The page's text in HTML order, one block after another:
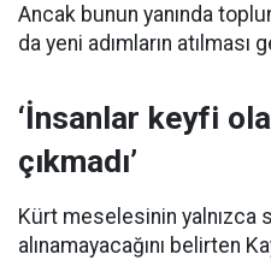
Ancak bunun yanında
da yeni adımların
‘İnsanlar keyfi
çıkmadı’
Kürt meselesinin yalnızca
alınamayacağını belirten